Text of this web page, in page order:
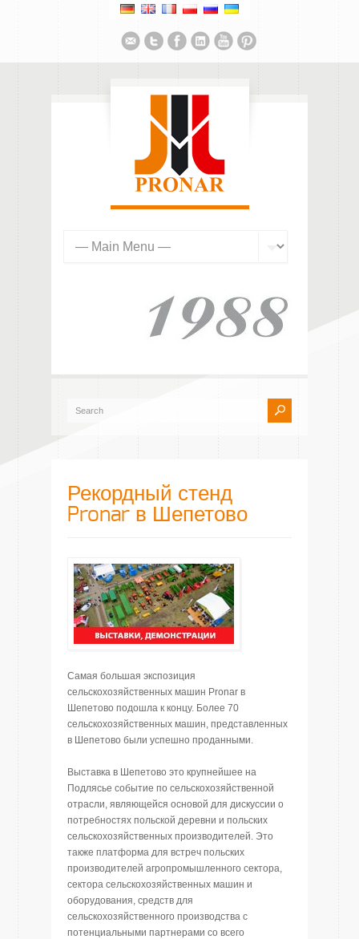
Рекордный стенд
Pronar в Шепетово
Самая большая экспозиция
сельскохозяйственных машин Pronar в
Шепетово подошла к концу. Более 70
сельскохозяйственных машин, представленных
в Шепетово были успешно проданными.
Выставка в Шепетово это крупнейшее на
Подлясье событие по сельскохозяйственной
отрасли, являющейся основой для дискуссии о
потребностях польской деревни и польских
сельскохозяйственных производителей. Это
также платформа для встреч польских
производителей агропромышленного сектора,
сектора сельскохозяйственных машин и
оборудования, средств для
сельскохозяйственного производства с
потенциальными партнерами со всего